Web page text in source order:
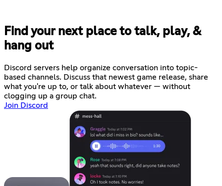
Find your next place to talk, play, &
hang out
Discord servers help organize conversation into topic-
based channels. Discuss that newest game release, share
what you're up to, or talk about whatever — without
clogging up a group chat.
Join Discord